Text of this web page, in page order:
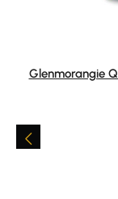
Glenmorangie